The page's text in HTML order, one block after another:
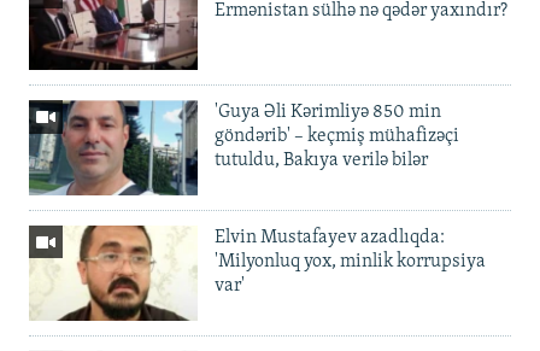
Ermənistan sülhə nə qədər yaxındır?
'Guya Əli Kərimliyə 850 min
göndərib' – keçmiş mühafizəçi
tutuldu, Bakıya verilə bilər
Elvin Mustafayev azadlıqda:
'Milyonluq yox, minlik korrupsiya
var'